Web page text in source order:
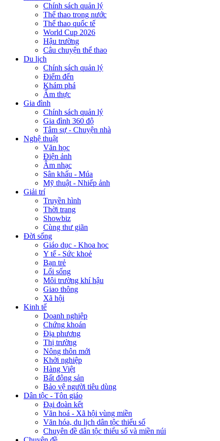
Chính sách quản lý
Thể thao trong nước
Thể thao quốc tế
World Cup 2026
Hậu trường
Câu chuyện thể thao
Du lịch
Chính sách quản lý
Điểm đến
Khám phá
Ẩm thực
Gia đình
Chính sách quản lý
Gia đình 360 độ
Tâm sự - Chuyện nhà
Nghệ thuật
Văn học
Điện ảnh
Âm nhạc
Sân khấu - Múa
Mỹ thuật - Nhiếp ảnh
Giải trí
Truyền hình
Thời trang
Showbiz
Cùng thư giãn
Đời sống
Giáo dục - Khoa học
Y tế - Sức khoẻ
Bạn trẻ
Lối sống
Môi trường khí hậu
Giao thông
Xã hội
Kinh tế
Doanh nghiệp
Chứng khoán
Địa phương
Thị trường
Nông thôn mới
Khởi nghiệp
Hàng Việt
Bất động sản
Bảo vệ người tiêu dùng
Dân tộc - Tôn giáo
Đại đoàn kết
Văn hoá - Xã hội vùng miền
Văn hóa, du lịch dân tộc thiểu số
Chuyên đề dân tộc thiểu số và miền núi